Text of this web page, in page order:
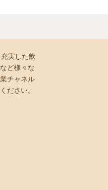
実した飲
ど様々な
チャネル
ださい。